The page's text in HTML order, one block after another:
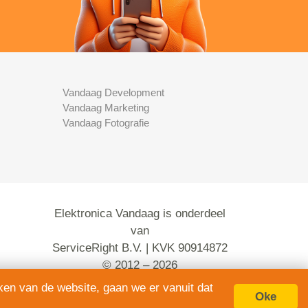
Vandaag Development
Vandaag Marketing
Vandaag Fotografie
Elektronica Vandaag is onderdeel
van
ServiceRight B.V. | KVK 90914872
© 2012 – 2026
alle rechten voorbehouden.
van de website, gaan we er vanuit dat
Oke